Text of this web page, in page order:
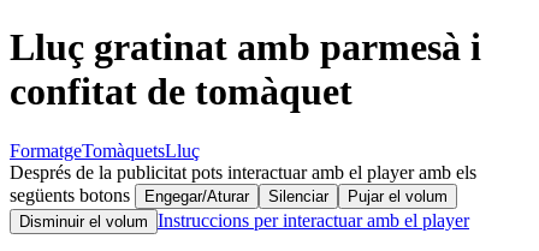
Lluç gratinat amb parmesà i
confitat de tomàquet
FormatgeTomàquetsLluç
Després de la publicitat pots interactuar amb el player amb els
següents botons
Engegar/Aturar Silenciar
Pujar el volum
Disminuir el volum Instruccions per interactuar amb el player